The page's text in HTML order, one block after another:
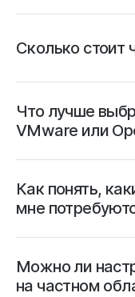
Сайт не
время
Сколько стоит
Что лучше
VMware или
Как понять,
мне
Можно ли
на частном